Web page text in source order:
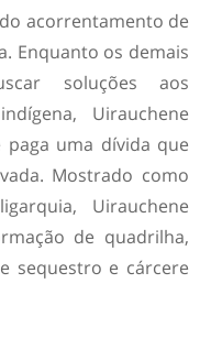
acorrentamento de
Enquanto os demais
soluções aos
Uirauchene
uma dívida que
Mostrado como
Uirauchene
de quadrilha,
sequestro e cárcere